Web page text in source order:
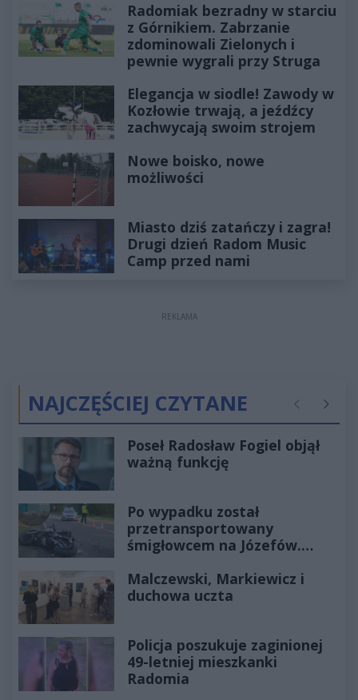
Radomiak bezradny w starciu
z Górnikiem. Zabrzanie
zdominowali Zielonych i
pewnie wygrali przy Struga
Elegancja w siodle! Zawody w
Kozłowie trwają, a jeźdźcy
zachwycają swoim strojem
Nowe boisko, nowe
możliwości
Miasto dziś zatańczy i zagra!
Drugi dzień Radom Music
Camp przed nami
REKLAMA
NAJCZĘŚCIEJ CZYTANE Poprzednie
Poseł Radosław Fogiel objął
ważną funkcję
Po wypadku został
przetransportowany
śmigłowcem na Józefów.
Malczewski, Markiewicz i
duchowa uczta
Policja poszukuje zaginionej
49-letniej mieszkanki
Radomia